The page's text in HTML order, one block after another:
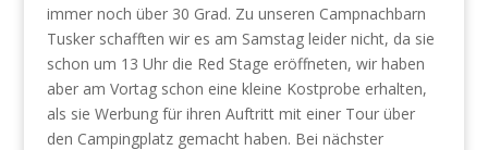
immer noch über 30 Grad. Zu unseren Campnachbarn
Tusker schafften wir es am Samstag leider nicht, da sie
schon um 13 Uhr die Red Stage eröffneten, wir haben
aber am Vortag schon eine kleine Kostprobe erhalten,
als sie Werbung für ihren Auftritt mit einer Tour über
den Campingplatz gemacht haben. Bei nächster